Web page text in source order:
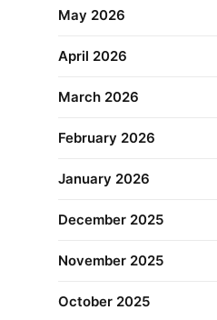
May 2026
April 2026
March 2026
February 2026
January 2026
December 2025
November 2025
October 2025